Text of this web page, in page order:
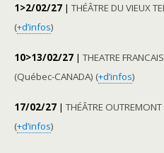
1>2/02/27 | THÉÂTRE DU VIEUX
(+d’infos)
10>13/02/27 | THEATRE
(Québec-CANADA) (+d’infos)
17/02/27 | THÉÂTRE
(+d’infos)